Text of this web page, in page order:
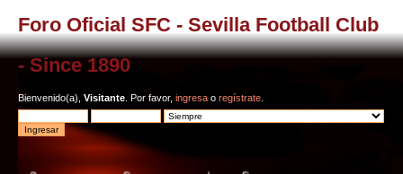
Foro Oficial SFC - Sevilla Football Club
- Since 1890
Bienvenido(a), Visitante . Por favor, ingresa o regístrate